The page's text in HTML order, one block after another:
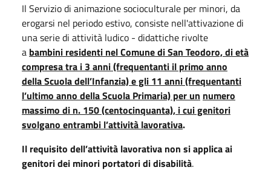
Il Servizio di animazione socioculturale per minori, da
erogarsi nel periodo estivo, consiste nell'attivazione di
una serie di attività ludico - didattiche rivolte
a bambini residenti nel Comune di San Teodoro, di età
compresa tra i 3 anni (frequentanti il primo anno
della Scuola dell’Infanzia) e gli 11 anni (frequentanti
l’ultimo anno della Scuola Primaria) per un numero
massimo di n. 150 (centocinquanta), i cui genitori
svolgano entrambi l’attività lavorativa.
Il requisito dell’attività lavorativa non si applica ai
genitori dei minori portatori di disabilità.